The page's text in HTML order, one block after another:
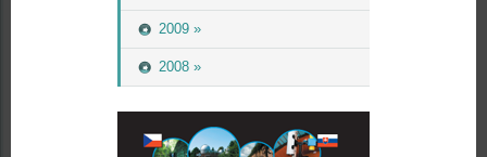
2009 »
2008 »